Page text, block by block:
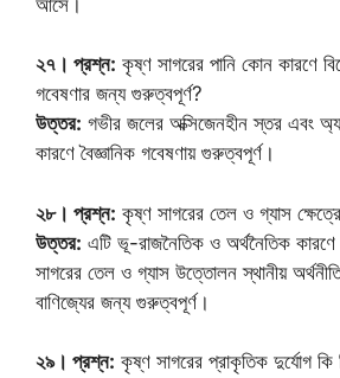
২৭। প্রশ্ন: কৃষ্ণ সাগরের পানি কোন কারণে
গবেষণার জন্য গুরুত্বপূর্ণ?
উত্তর: গভীর জলের অক্সিজেনহীন স্তর এবং
কারণে বৈজ্ঞানিক গবেষণায় গুরুত্বপূর্ণ।
২৮। প্রশ্ন: কৃষ্ণ সাগরের তেল ও গ্যাস
উত্তর: এটি ভূ-রাজনৈতিক ও অর্থনৈতিক
সাগরের তেল ও গ্যাস উত্তোলন স্থানীয়
বাণিজ্যের জন্য গুরুত্বপূর্ণ।
২৯। প্রশ্ন: কৃষ্ণ সাগরের প্রাকৃতিক দুর্যোগ কি